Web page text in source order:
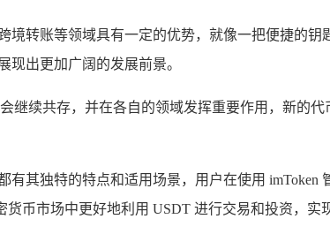
转账等领域具有一定的优势，就像一把便捷的
现出更加广阔的发展前景。
继续共存，并在各自的领域发挥重要作用，新的
有其独特的特点和适用场景，用户在使用
币市场中更好地利用 USDT 进行交易和投资，实